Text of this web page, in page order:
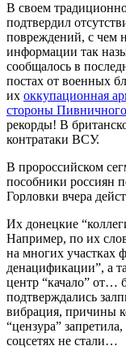
В своем
подтвердил
повреждений, с чем
информации так
сообщалось в
постах от военных
их оккупационная
стороны Пивничного
рекорды! В
контратаки ВСУ.
В пророссийском
пособники россиян
Горловки вчера
Их донецкие
Например, по их
на многих участках
денацификации”, а
центр “качало” от…
подтверждались
вибрация, причины
“цензура”
соцсетях не стали…